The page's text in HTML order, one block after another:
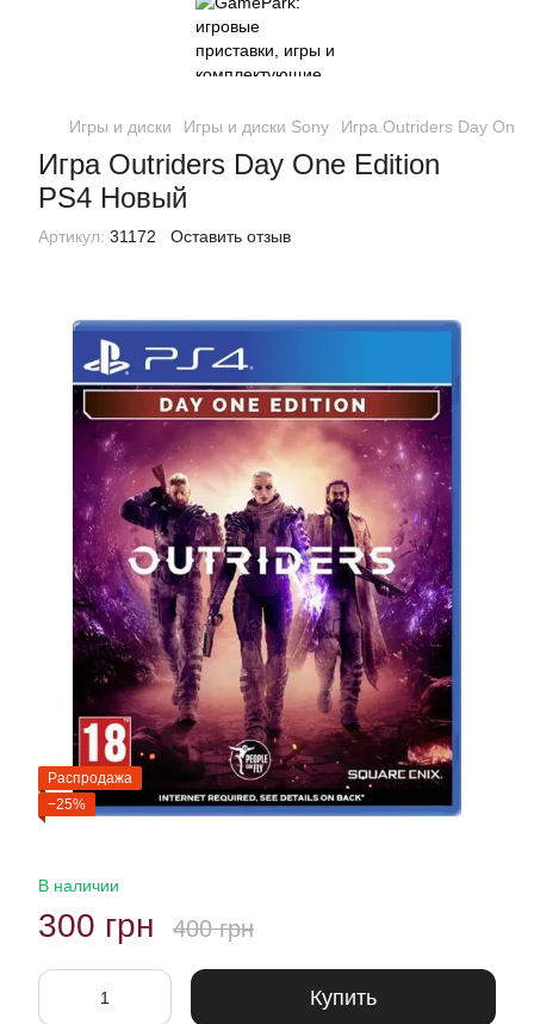
Игры и диски Игры и диски Sony Игра Outriders Day One
Игра Outriders Day One Edition
PS4 Новый
Артикул: 31172 Оставить отзыв
Распродажа
−25%
В наличии
300 грн 400 грн
Купить